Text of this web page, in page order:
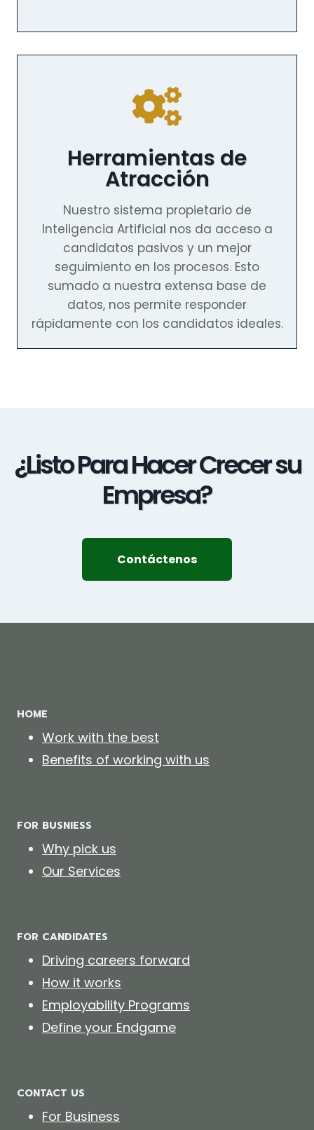
Herramientas de
Atracción
Nuestro sistema propietario de
Inteligencia Artificial nos da acceso a
candidatos pasivos y un mejor
seguimiento en los procesos. Esto
sumado a nuestra extensa base de
datos, nos permite responder
rápidamente con los candidatos ideales.
¿Listo Para Hacer Crecer su
Empresa?
Contáctenos
HOME
Work with the best
Benefits of working with us
FOR BUSNIESS
Why pick us
Our Services
FOR CANDIDATES
Driving careers forward
How it works
Employability Programs
Define your Endgame
CONTACT US
For Business